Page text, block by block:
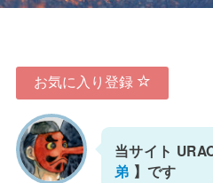
お気に入り登録
当サイト
弟 】です